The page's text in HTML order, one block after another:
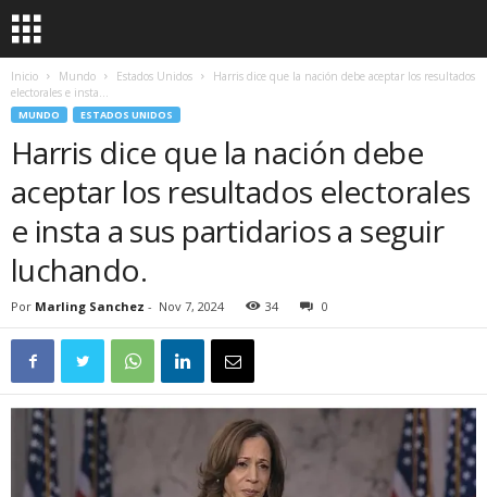
Inicio Mundo Estados Unidos
Harris dice que la nación debe aceptar los resultados
electorales e insta...
MUNDO ESTADOS UNIDOS
Harris dice que la nación debe
aceptar los resultados electorales
e insta a sus partidarios a seguir
luchando.
Por Marling Sanchez - Nov 7, 2024 34 0